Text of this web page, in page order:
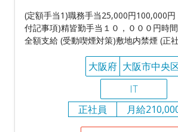
(定額手当1)職務手当25,000円100,000
付記事項)精皆勤手当１０，０００円時
全額支給 (受動喫煙対策)敷地内禁煙 (正
大阪府 大阪市中央
IT
正社員
月給